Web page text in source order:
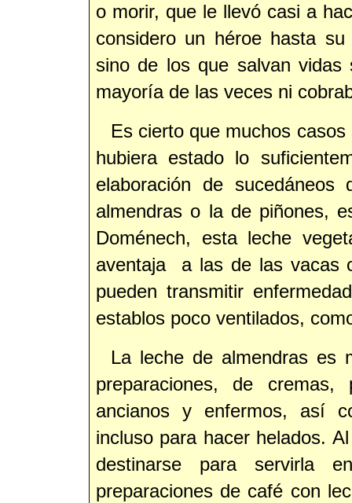
o morir, que le llevó casi a
considero un héroe hasta
sino de los que salvan
mayoría de las veces ni
Es cierto que muchos
hubiera estado lo
elaboración de
almendras o la de piñones,
Doménech, esta leche
aventaja a las de las vacas
pueden transmitir
establos poco ventilados,
La leche de almendras es
preparaciones, de
ancianos y enfermos, así
incluso para hacer helados.
destinarse para servirla
preparaciones de café con